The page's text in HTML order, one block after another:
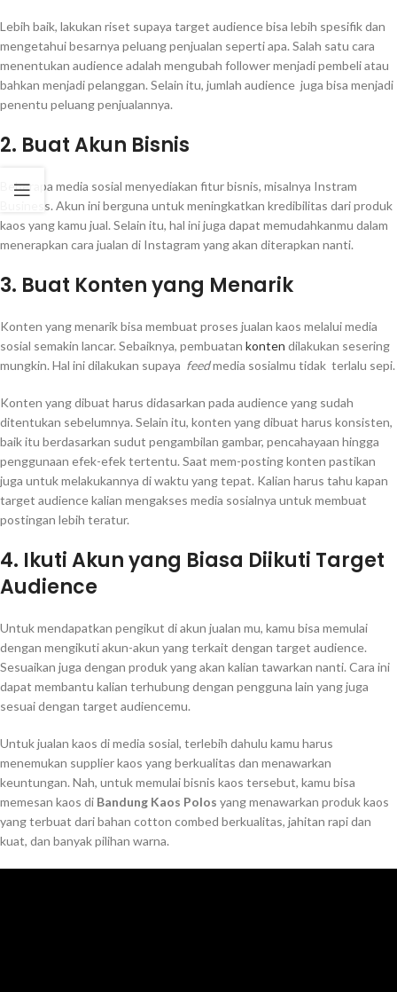
Lebih baik, lakukan riset supaya target audience bisa lebih spesifik dan
mengetahui besarnya peluang penjualan seperti apa. Salah satu cara
menentukan audience adalah mengubah follower menjadi pembeli atau
bahkan menjadi pelanggan. Selain itu, jumlah audience juga bisa menjadi
penentu peluang penjualannya.
2. Buat Akun Bisnis
Beberapa media sosial menyediakan fitur bisnis, misalnya Instram
Business. Akun ini berguna untuk meningkatkan kredibilitas dari produk
kaos yang kamu jual. Selain itu, hal ini juga dapat memudahkanmu dalam
menerapkan cara jualan di Instagram yang akan diterapkan nanti.
3. Buat Konten yang Menarik
Konten yang menarik bisa membuat proses jualan kaos melalui media
sosial semakin lancar. Sebaiknya, pembuatan konten dilakukan sesering
mungkin. Hal ini dilakukan supaya feedmedia sosialmu tidak terlalu sepi.
Konten yang dibuat harus didasarkan pada audience yang sudah
ditentukan sebelumnya. Selain itu, konten yang dibuat harus konsisten,
baik itu berdasarkan sudut pengambilan gambar, pencahayaan hingga
penggunaan efek-efek tertentu. Saat mem-posting konten pastikan
juga untuk melakukannya di waktu yang tepat. Kalian harus tahu kapan
target audience kalian mengakses media sosialnya untuk membuat
postingan lebih teratur.
4. Ikuti Akun yang Biasa Diikuti Target
Audience
Untuk mendapatkan pengikut di akun jualan mu, kamu bisa memulai
dengan mengikuti akun-akun yang terkait dengan target audience.
Sesuaikan juga dengan produk yang akan kalian tawarkan nanti. Cara ini
dapat membantu kalian terhubung dengan pengguna lain yang juga
sesuai dengan target audiencemu.
Untuk jualan kaos di media sosial, terlebih dahulu kamu harus
menemukan supplier kaos yang berkualitas dan menawarkan
keuntungan. Nah, untuk memulai bisnis kaos tersebut, kamu bisa
memesan kaos di Bandung Kaos Polos yang menawarkan produk kaos
yang terbuat dari bahan cotton combed berkualitas, jahitan rapi dan
kuat, dan banyak pilihan warna.